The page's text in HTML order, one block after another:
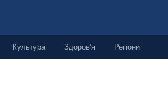
Культура Здоров'я Регіони